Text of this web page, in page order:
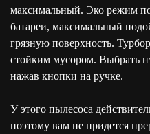
максимальный. Эко режим
батареи, максимальный
грязную поверхность.
стойким мусором. Выбрать
нажав кнопки на ручке.
У этого пылесоса
поэтому вам не придется